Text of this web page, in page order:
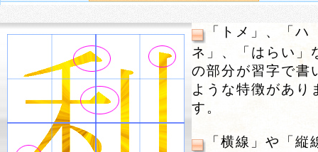
「トメ」、「ハ
ネ」、「はらい」
の部分が習字で書
ような特徴があり
す。
「横線」や「縦